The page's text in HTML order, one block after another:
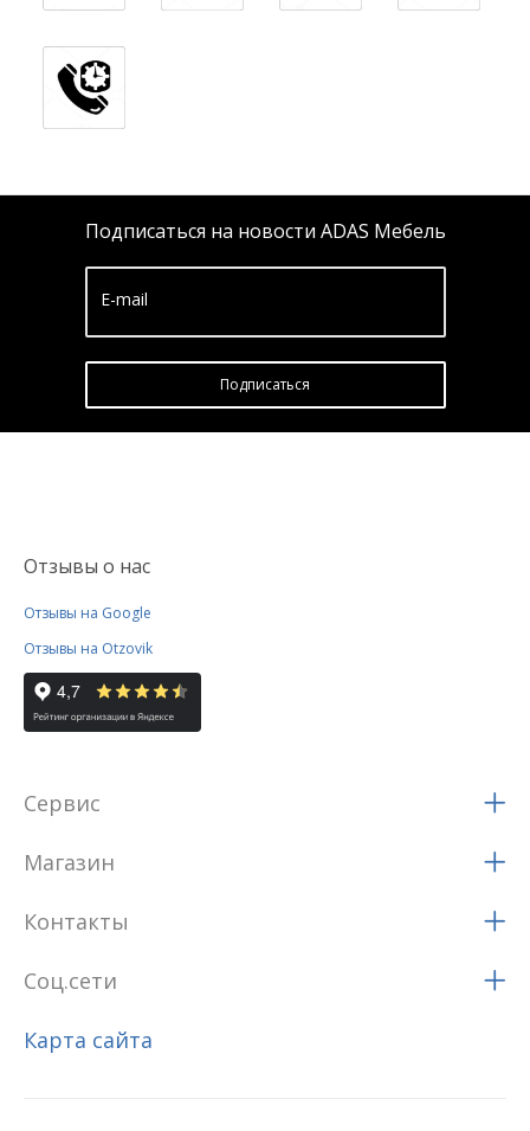
Подписаться на новости ADAS Мебель
E-mail
Подписатьcя
Отзывы о нас
Отзывы на Google
Отзывы на Otzovik
Сервис
Магазин
Контакты
Соц.сети
Карта сайта